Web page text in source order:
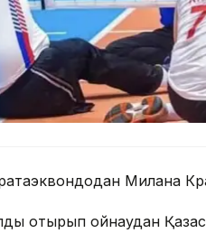
Милана
отырып ойнаудан